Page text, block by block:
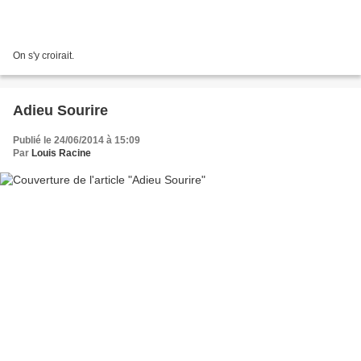
On s'y croirait.
Adieu Sourire
Publié le 24/06/2014 à 15:09
Par Louis Racine